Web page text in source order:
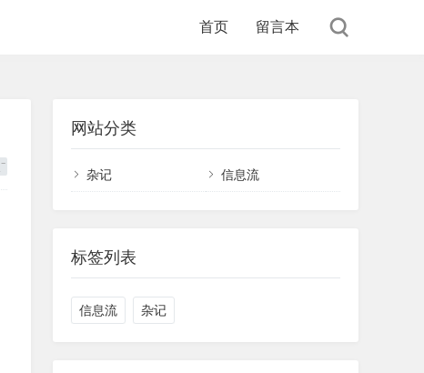
首页 留言本
网站分类
杂记 信息流
标签列表
信息流 杂记